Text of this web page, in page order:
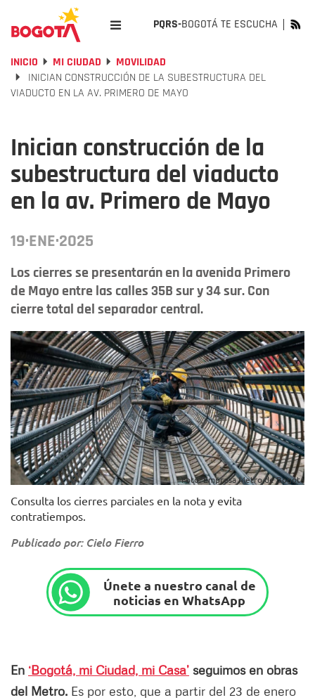
PQRS-BOGOTÁ TE ESCUCHA
INICIO MI CIUDAD
MOVILIDAD
INICIAN CONSTRUCCIÓN DE LA SUBESTRUCTURA DEL
VIADUCTO EN LA AV. PRIMERO DE MAYO
Inician construcción de la
subestructura del viaducto
en la av. Primero de Mayo
19·ENE·2025
Los cierres se presentarán en la avenida Primero
de Mayo entre las calles 35B sur y 34 sur. Con
cierre total del separador central.
Foto: Empresa Metro de Bogotá
Consulta los cierres parciales en la nota y evita
contratiempos.
Publicado por: Cielo Fierro
Únete a nuestro canal de
noticias en WhatsApp
En ‘Bogotá, mi Ciudad, mi Casa’ seguimos en obras
del Metro. Es por esto, que a partir del 23 de enero